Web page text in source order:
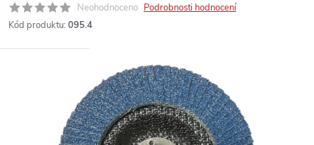
Neohodnoceno Podrobnosti hodnocení
Kód produktu: 095.4